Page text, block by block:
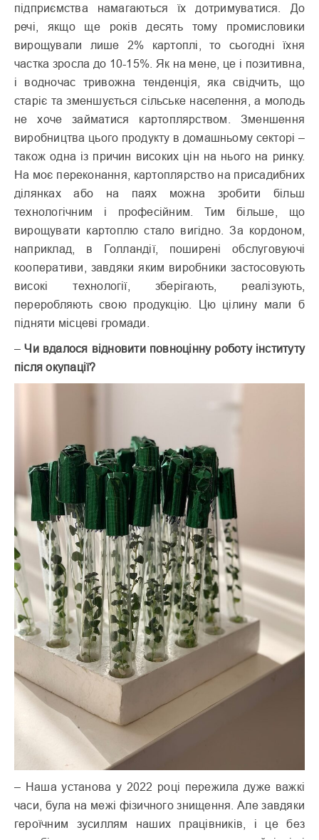
підприємства намагаються їх дотримуватися. До
речі, якщо ще років десять тому промисловики
вирощували лише 2% картоплі, то сьогодні їхня
частка зросла до 10-15%. Як на мене, це і позитивна,
і водночас тривожна тенденція, яка свідчить, що
старіє та зменшується сільське населення, а молодь
не хоче займатися картоплярством. Зменшення
виробництва цього продукту в домашньому секторі –
також одна із причин високих цін на нього на ринку.
На моє переконання, картоплярство на присадибних
ділянках або на паях можна зробити більш
технологічним і професійним. Тим більше, що
вирощувати картоплю стало вигідно. За кордоном,
наприклад, в Голландії, поширені обслуговуючі
кооперативи, завдяки яким виробники застосовують
високі технології, зберігають, реалізують,
переробляють свою продукцію. Цю цілину мали б
підняти місцеві громади.
–Чи вдалося відновити повноцінну роботу інституту
після окупації?
– Наша установа у 2022 році пережила дуже важкі
часи, була на межі фізичного знищення. Але завдяки
героїчним зусиллям наших працівників, і це без